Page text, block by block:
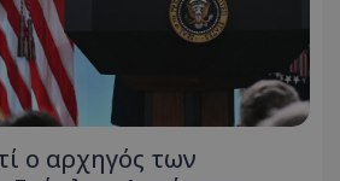
ο αρχηγός των